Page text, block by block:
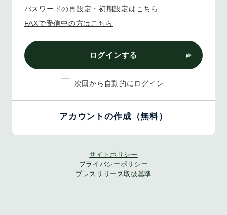
パスワードの再設定・初期設定はこちら
FAXで受信中の方はこちら
ログインする
次回から自動的にログイン
アカウントの作成（無料）
サイトポリシー
プライバシーポリシー
プレスリリース取扱基準